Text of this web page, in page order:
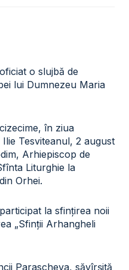
o slujbă de
lui Dumnezeu Maria
în ziua
Tesviteanul, 2 august
Arhiepiscop de
Liturghie la
Orhei.
la sfințirea noii
„Sfinții Arhangheli
Parascheva, săvîrșită